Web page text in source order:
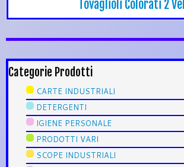
Tovaglioli Colorati 2
Categorie Prodotti
CARTE INDUSTRIALI
DETERGENTI
IGIENE PERSONALE
PRODOTTI VARI
SCOPE INDUSTRIALI